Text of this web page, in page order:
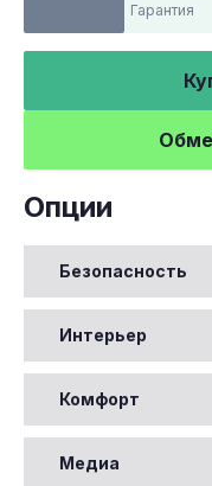
Гарантия
Опции
Безопасность
Интерьер
Комфорт
Медиа